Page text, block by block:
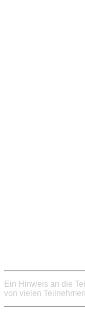
Ein Hinweis an die
von vielen